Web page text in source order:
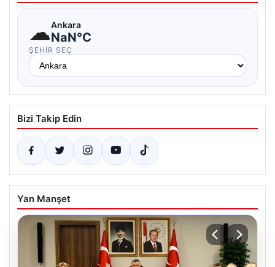
☁Ankara
NaN°C
ŞEHIR SEÇ
Bizi Takip Edin
Yan Manşet